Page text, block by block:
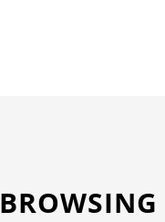
BROWSING